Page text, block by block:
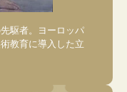
駆者。ヨーロッパ
教育に導入した立